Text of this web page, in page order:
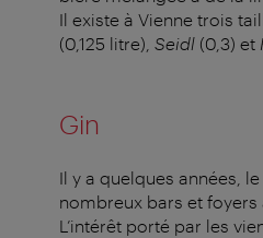
Il existe à Vienne trois
(0,125 litre), Seidl (0,3) et
Gin
Il y a quelques années,
nombreux bars et foyers
L’intérêt porté par les